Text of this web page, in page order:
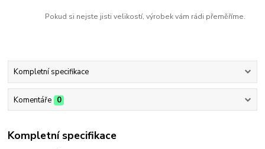
Pokud si nejste jisti velikostí, výrobek vám rádi přeměříme.
Kompletní specifikace
Komentáře 0
Kompletní specifikace